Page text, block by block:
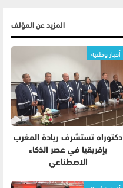
المزيد عن المؤلف
أخبار وطنية
دكتوراه تستشرف ريادة المغرب
بإفريقيا في عصر الذكاء
الاصطناعي